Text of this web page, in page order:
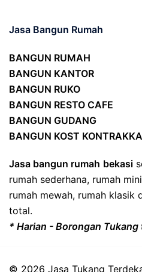
Jasa Bangun Rumah
BANGUN RUMAH
BANGUN KANTOR
BANGUN RUKO
BANGUN RESTO CAFE
BANGUN GUDANG
BANGUN KOST
Jasa bangun rumah bekasi
rumah sederhana, rumah
rumah mewah, rumah klasik
total.
* Harian - Borongan
© 2026 Jasa Tukang